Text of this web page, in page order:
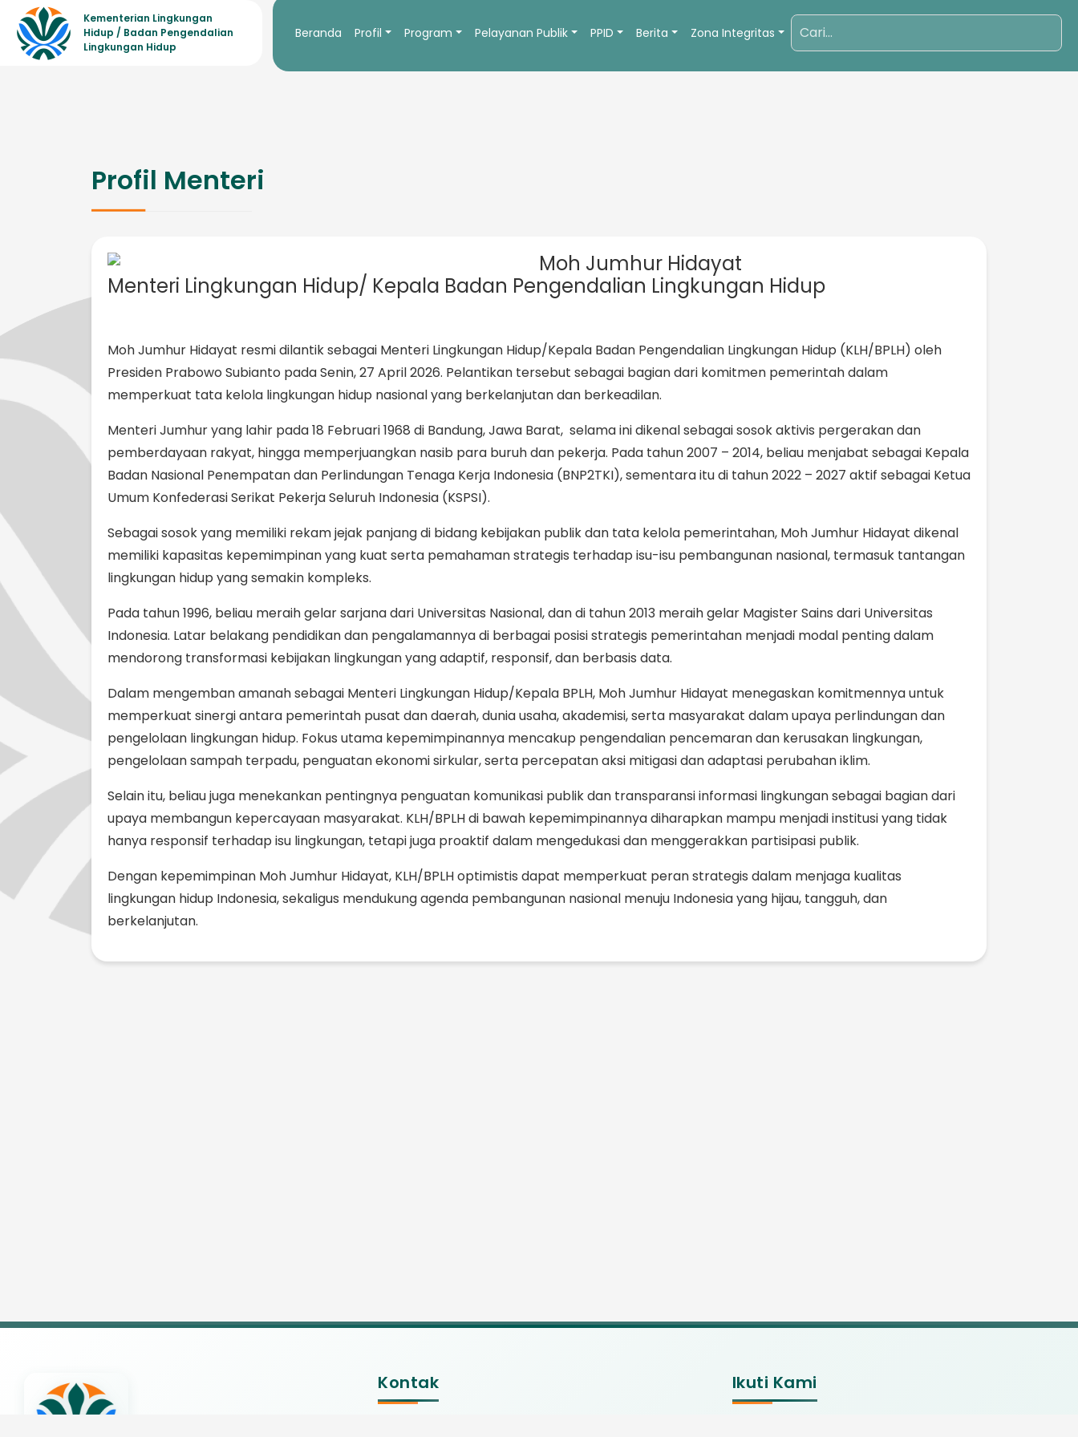
Kementerian Lingkungan
Hidup / Badan Pengendalian
Lingkungan Hidup
Beranda Profil Program Pelayanan Publik PPID Berita Zona Integritas
Profil Menteri
Moh Jumhur Hidayat
Menteri Lingkungan Hidup/ Kepala Badan Pengendalian Lingkungan Hidup
Moh Jumhur Hidayat resmi dilantik sebagai Menteri Lingkungan Hidup/Kepala Badan Pengendalian Lingkungan Hidup (KLH/BPLH) oleh
Presiden Prabowo Subianto pada Senin, 27 April 2026. Pelantikan tersebut sebagai bagian dari komitmen pemerintah dalam
memperkuat tata kelola lingkungan hidup nasional yang berkelanjutan dan berkeadilan.
Menteri Jumhur yang lahir pada 18 Februari 1968 di Bandung, Jawa Barat, selama ini dikenal sebagai sosok aktivis pergerakan dan
pemberdayaan rakyat, hingga memperjuangkan nasib para buruh dan pekerja. Pada tahun 2007 – 2014, beliau menjabat sebagai Kepala
Badan Nasional Penempatan dan Perlindungan Tenaga Kerja Indonesia (BNP2TKI), sementara itu di tahun 2022 – 2027 aktif sebagai Ketua
Umum Konfederasi Serikat Pekerja Seluruh Indonesia (KSPSI).
Sebagai sosok yang memiliki rekam jejak panjang di bidang kebijakan publik dan tata kelola pemerintahan, Moh Jumhur Hidayat dikenal
memiliki kapasitas kepemimpinan yang kuat serta pemahaman strategis terhadap isu-isu pembangunan nasional, termasuk tantangan
lingkungan hidup yang semakin kompleks.
Pada tahun 1996, beliau meraih gelar sarjana dari Universitas Nasional, dan di tahun 2013 meraih gelar Magister Sains dari Universitas
Indonesia. Latar belakang pendidikan dan pengalamannya di berbagai posisi strategis pemerintahan menjadi modal penting dalam
mendorong transformasi kebijakan lingkungan yang adaptif, responsif, dan berbasis data.
Dalam mengemban amanah sebagai Menteri Lingkungan Hidup/Kepala BPLH, Moh Jumhur Hidayat menegaskan komitmennya untuk
memperkuat sinergi antara pemerintah pusat dan daerah, dunia usaha, akademisi, serta masyarakat dalam upaya perlindungan dan
pengelolaan lingkungan hidup. Fokus utama kepemimpinannya mencakup pengendalian pencemaran dan kerusakan lingkungan,
pengelolaan sampah terpadu, penguatan ekonomi sirkular, serta percepatan aksi mitigasi dan adaptasi perubahan iklim.
Selain itu, beliau juga menekankan pentingnya penguatan komunikasi publik dan transparansi informasi lingkungan sebagai bagian dari
upaya membangun kepercayaan masyarakat. KLH/BPLH di bawah kepemimpinannya diharapkan mampu menjadi institusi yang tidak
hanya responsif terhadap isu lingkungan, tetapi juga proaktif dalam mengedukasi dan menggerakkan partisipasi publik.
Dengan kepemimpinan Moh Jumhur Hidayat, KLH/BPLH optimistis dapat memperkuat peran strategis dalam menjaga kualitas
lingkungan hidup Indonesia, sekaligus mendukung agenda pembangunan nasional menuju Indonesia yang hijau, tangguh, dan
berkelanjutan.
Kontak Ikuti Kami